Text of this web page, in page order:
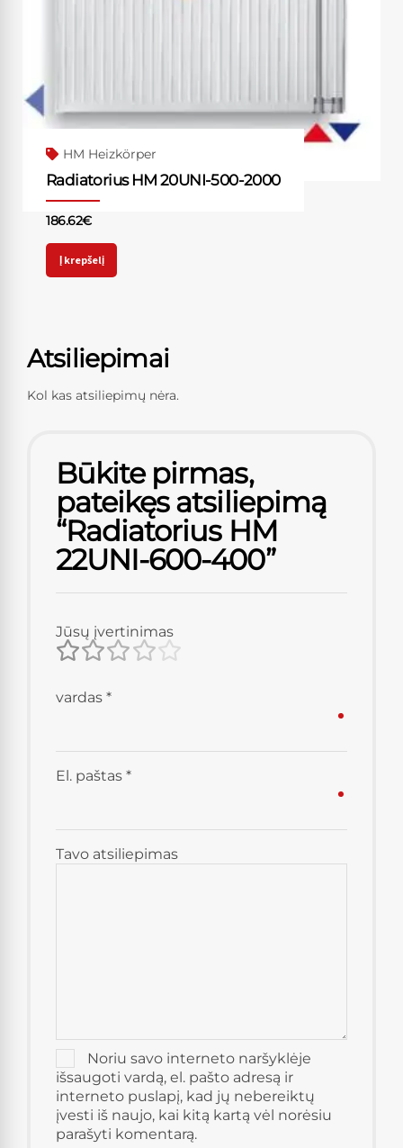
HM Heizkörper
Radiatorius HM 20UNI-500-2000
186.62€
Į krepšelį
Atsiliepimai
Kol kas atsiliepimų nėra.
Būkite pirmas,
pateikęs atsiliepimą
“Radiatorius HM
22UNI-600-400”
Jūsų įvertinimas
Tavo atsiliepimas
vardas *
El. paštas *
Noriu savo interneto naršyklėje
išsaugoti vardą, el. pašto adresą ir
interneto puslapį, kad jų nebereiktų
įvesti iš naujo, kai kitą kartą vėl norėsiu
parašyti komentarą.